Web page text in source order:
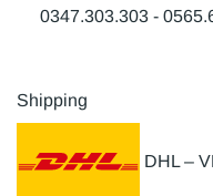
0347.303.303 -
Shipping
DHL –